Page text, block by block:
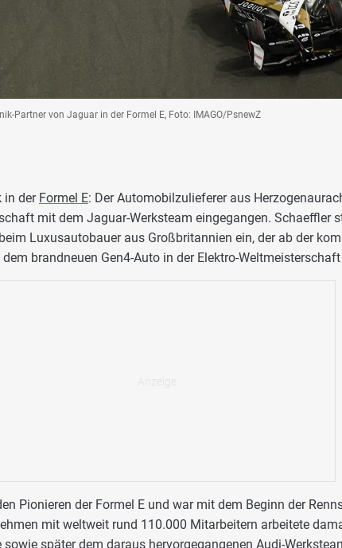
Partner von Jaguar in der Formel E, Foto: IMAGO/PsnewZ
in der Formel E: Der Automobilzulieferer aus
mit dem Jaguar-Werksteam eingegangen. Schaeffler
Luxusautobauer aus Großbritannien ein, der ab der
brandneuen Gen4-Auto in der Elektro-
Pionieren der Formel E und war mit dem Beginn der
mit weltweit rund 110.000 Mitarbeitern arbeitete
sowie später dem daraus hervorgegangenen Audi-